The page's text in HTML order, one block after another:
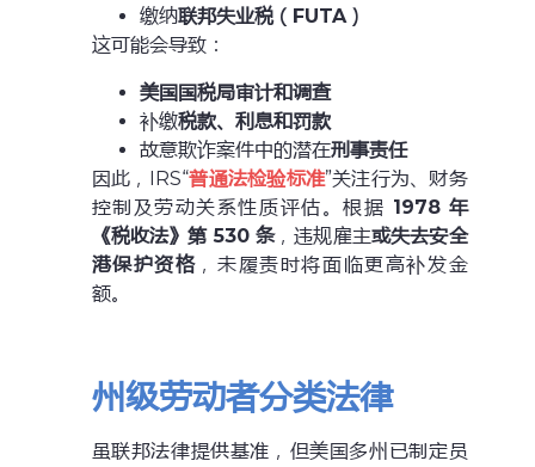
缴纳联邦失业税（ FUTA）
这可能会导致：
美国国税局审计和调查
补缴税款、利息和罚款
故意欺诈案件中的潜在刑事责任
因此，IRS“普通法检验标准”关注行为、财务
控制及劳动关系性质评估。根据 1978 年
《税收法》第 530 条，违规雇主或失去安全
港保护资格 ，未履责时将面临更高补发金
额。
州级劳动者分类法律
虽联邦法律提供基准，但美国多州已制定员